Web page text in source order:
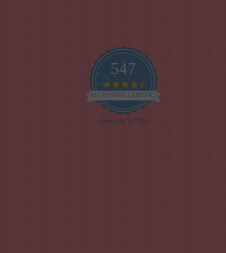
547
4.7
star
rating
RECENSIONI CERTIFICATE
Creato da YOTPO